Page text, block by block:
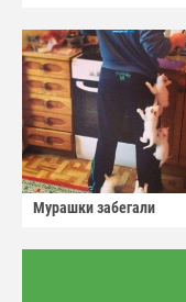
Мурашки забегали